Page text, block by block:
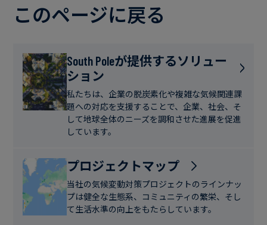
へ
り
み
ガ
ス
食
飲
料
ス
テ
ナ
ブ
ブ
ロ
ー
ス
ス
デ
ィ
ニ
このページに戻る
South Poleが提供するソリュー
ション
私たちは、企業の脱炭素化や複雑な気候関連課
題への対応を支援することで、企業、社会、そ
して地球全体のニーズを調和させた進展を促進
しています。
プロジェクトマップ
当社の気候変動対策プロジェクトのラインナッ
プは健全な生態系、コミュニティの繁栄、そし
て生活水準の向上をもたらしています。